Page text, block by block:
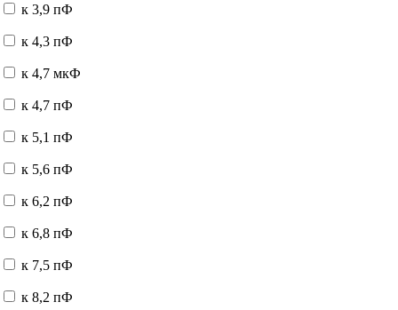
к 3,9 пФ
к 4,3 пФ
к 4,7 мкФ
к 4,7 пФ
к 5,1 пФ
к 5,6 пФ
к 6,2 пФ
к 6,8 пФ
к 7,5 пФ
к 8,2 пФ